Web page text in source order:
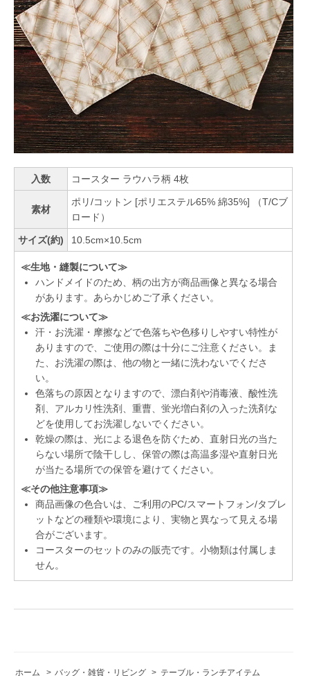
入数 コースター ラウハラ柄 4枚
素材
ポリ/コットン [ポリエステル65% 綿35%] （T/Cブ
ロード）
サイズ(約) 10.5cm×10.5cm
≪生地・縫製について≫
ハンドメイドのため、柄の出方が商品画像と異なる場合
があります。あらかじめご了承ください。
≪お洗濯について≫
汗・お洗濯・摩擦などで色落ちや色移りしやすい特性が
ありますので、ご使用の際は十分にご注意ください。ま
た、お洗濯の際は、他の物と一緒に洗わないでくださ
い。
色落ちの原因となりますので、漂白剤や消毒液、酸性洗
剤、アルカリ性洗剤、重曹、蛍光増白剤の入った洗剤な
どを使用してお洗濯しないでください。
乾燥の際は、光による退色を防ぐため、直射日光の当た
らない場所で陰干しし、保管の際は高温多湿や直射日光
が当たる場所での保管を避けてください。
≪その他注意事項≫
商品画像の色合いは、ご利用のPC/スマートフォン/タブレ
ットなどの種類や環境により、実物と異なって見える場
合がございます。
コースターのセットのみの販売です。小物類は付属しま
せん。
ホーム > バッグ・雑貨・リビング > テーブル・ランチアイテム